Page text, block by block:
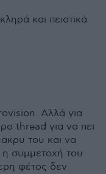
και πειστικά
Αλλά για
thread για να πει
του και να
συμμετοχή του
φέτος δεν